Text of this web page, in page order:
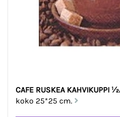
CAFE RUSKEA KAHVIKUPPI
koko 25*25 cm.